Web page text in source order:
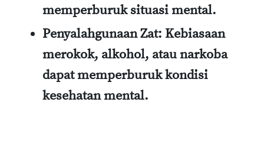
memperburuk situasi mental.
Penyalahgunaan Zat: Kebiasaan
merokok, alkohol, atau narkoba
dapat memperburuk kondisi
kesehatan mental.